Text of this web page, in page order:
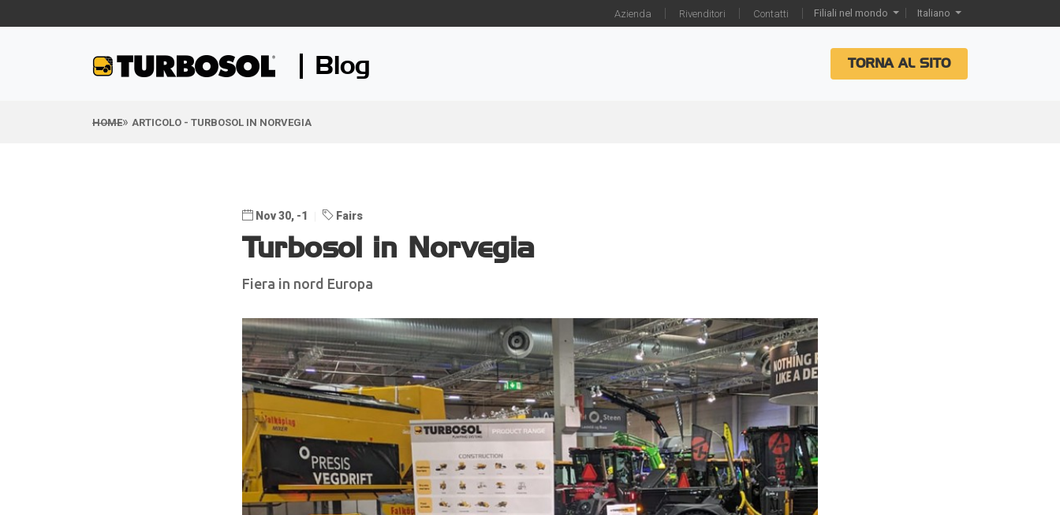
Azienda Rivenditori Contatti Filiali nel mondo Italiano
Blog TORNA AL SITO
HOME ARTICOLO - TURBOSOL IN NORVEGIA
Nov 30, -1 Fairs
Turbosol in Norvegia
Fiera in nord Europa